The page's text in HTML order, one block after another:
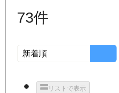
73件
リストで表示